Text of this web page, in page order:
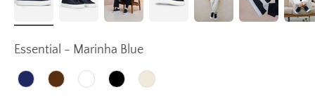
Essential - Marinha Blue